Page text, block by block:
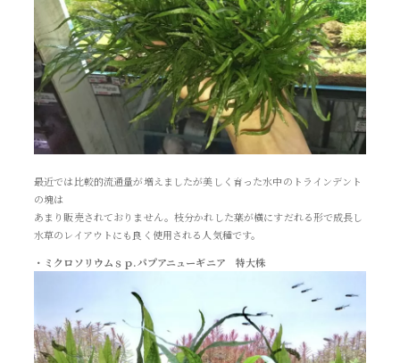
最近では比較的流通量が増えましたが美しく育った水中のトラインデント
の塊は
あまり販売されておりません。枝分かれした葉が横にすだれる形で成長し
水草のレイアウトにも良く使用される人気種です。
・ミクロソリウムｓｐ.パプアニューギニア 特大株